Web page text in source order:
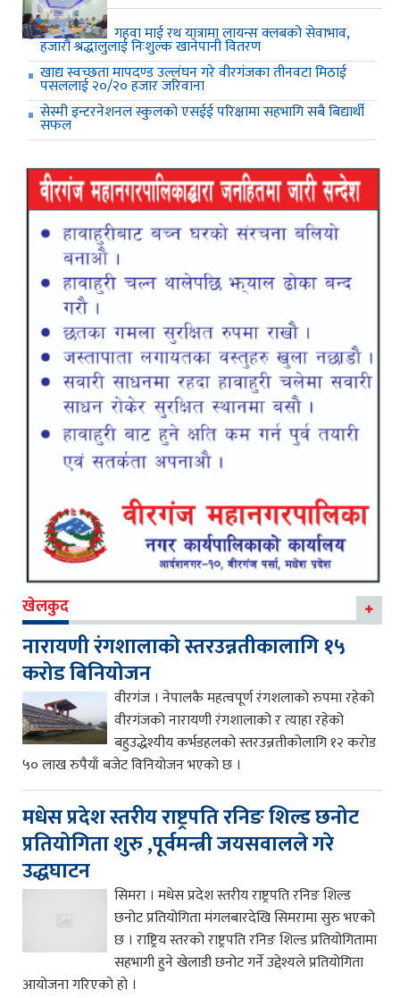
गहवा माई रथ यात्रामा लायन्स क्लबको सेवाभाव,
हजारौं श्रद्धालुलाई निःशुल्क खानेपानी वितरण
खाद्य स्वच्छता मापदण्ड उल्लंघन गरे वीरगंजका तीनवटा मिठाई
पसललाई २०/२० हजार जरिवाना
सेस्मी इन्टरनेशनल स्कुलको एसईई परिक्षामा सहभागि सबै बिद्यार्थी
सफल
खेलकुद
नारायणी रंगशालाको स्तरउन्नतीकालागि १५
करोड बिनियोजन
वीरगंज । नेपालकै महत्वपूर्ण रंगशलाको रुपमा रहेको
वीरगंजको नारायणी रंगशालाको र त्याहा रहेको
बहुउद्धेश्यीय कर्भडहलको स्तरउन्नतीकोलागि १२ करोड
५० लाख रुपैयाँ बजेट विनियोजन भएको छ ।
मधेस प्रदेश स्तरीय राष्ट्रपति रनिङ शिल्ड छनोट
प्रतियोगिता शुरु ,पूर्वमन्त्री जयसवालले गरे
उद्धघाटन
सिमरा । मधेस प्रदेश स्तरीय राष्ट्रपति रनिङ शिल्ड
छनोट प्रतियोगिता मंगलबारदेखि सिमरामा सुरु भएको
छ । राष्ट्रिय स्तरको राष्ट्रपति रनिङ शिल्ड प्रतियोगितामा
सहभागी हुने खेलाडी छनोट गर्ने उद्देश्यले प्रतियोगिता
आयोजना गरिएको हो ।